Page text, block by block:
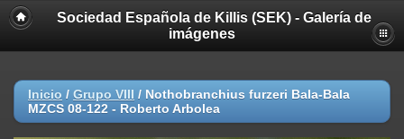
Sociedad Española de Killis (SEK) - Galería de
imágenes
Inicio / Grupo VIII / Nothobranchius furzeri Bala-Bala
MZCS 08-122 - Roberto Arbolea